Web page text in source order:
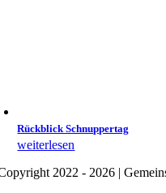
Rückblick Schnuppertag
weiterlesen
2022 - 2026 |